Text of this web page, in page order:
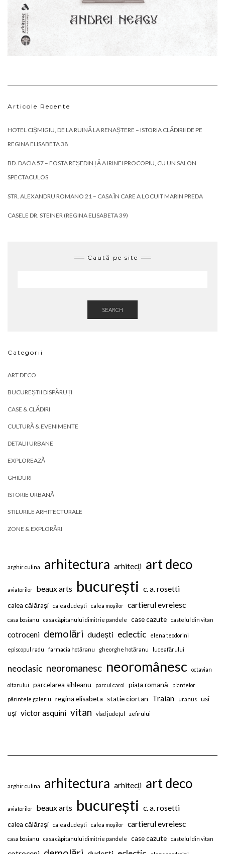
Articole Recente
HOTEL CIȘMIGIU, DE LA RUINĂ LA RENAȘTERE – ISTORIA CLĂDIRII DE PE
REGINA ELISABETA 38
BD. DACIA 57 – FOSTA REȘEDINȚĂ A IRINEI PROCOPIU, CU UN SALON
SPECTACULOS
STR. ALEXANDRU ROMANO 21 – CASA ÎN CARE A LOCUIT MARIN PREDA
CASELE DR. STEINER (REGINA ELISABETA 39)
Caută pe site
SEARCH
Categorii
ART DECO
BUCUREȘTII DISPĂRUȚI
CASE & CLĂDIRI
CULTURĂ & EVENIMENTE
DETALII URBANE
EXPLOREAZĂ
GHIDURI
ISTORIE URBANĂ
STILURILE ARHITECTURALE
ZONE & EXPLORĂRI
arghir culina arhitectura arhitecți art deco
aviatorilor beaux arts bucurești c. a. rosetti
calea călărași calea dudești calea moșilor cartierul evreiesc
casa bosianu casa căpitanului dimitrie pandele case cazute castelul din vitan
cotroceni demolări dudești eclectic elena teodorini
episcopul radu farmacia hotăranu gheorghe hotăranu luceafărului
neoclasic neoromanesc neoromânesc octavian
oltarului parcelarea sihleanu parcul carol piața romană plantelor
părintele galeriu regina elisabeta statie ciortan Traian uranus
usi
uși victor asquini vitan vlad județul zefirului
arghir culina arhitectura arhitecți art deco
aviatorilor beaux arts bucurești c. a. rosetti
calea călărași calea dudești calea moșilor cartierul evreiesc
casa bosianu casa căpitanului dimitrie pandele case cazute castelul din vitan